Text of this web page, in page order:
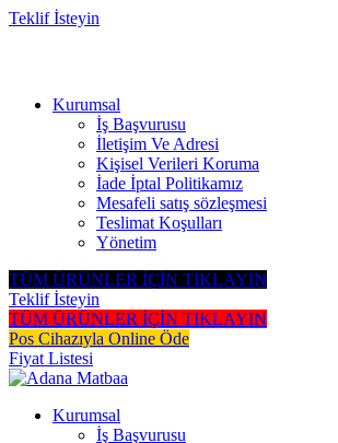
Teklif İsteyin
Kurumsal
İş Başvurusu
İletişim Ve Adresi
Kişisel Verileri Koruma
İade İptal Politikamız
Mesafeli satış sözleşmesi
Teslimat Koşulları
Yönetim
TÜM ÜRÜNLER İÇİN TIKLAYIN
Teklif İsteyin
TÜM ÜRÜNLER İÇİN TIKLAYIN
Pos Cihazıyla Online Öde
Fiyat Listesi
Kurumsal
İş Başvurusu